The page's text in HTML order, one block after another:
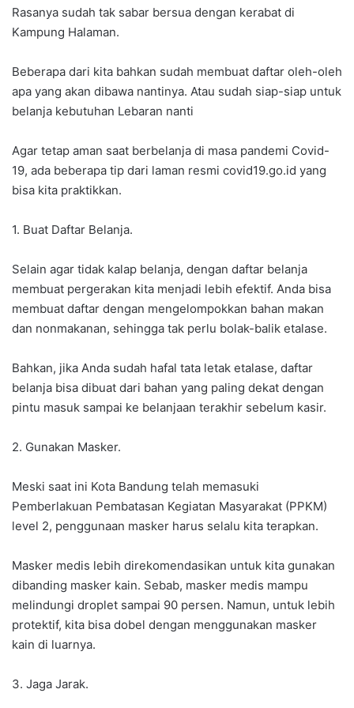
Rasanya sudah tak sabar bersua dengan kerabat di
Kampung Halaman.
Beberapa dari kita bahkan sudah membuat daftar oleh-oleh
apa yang akan dibawa nantinya. Atau sudah siap-siap untuk
belanja kebutuhan Lebaran nanti
Agar tetap aman saat berbelanja di masa pandemi Covid-
19, ada beberapa tip dari laman resmi covid19.go.id yang
bisa kita praktikkan.
1. Buat Daftar Belanja.
Selain agar tidak kalap belanja, dengan daftar belanja
membuat pergerakan kita menjadi lebih efektif. Anda bisa
membuat daftar dengan mengelompokkan bahan makan
dan nonmakanan, sehingga tak perlu bolak-balik etalase.
Bahkan, jika Anda sudah hafal tata letak etalase, daftar
belanja bisa dibuat dari bahan yang paling dekat dengan
pintu masuk sampai ke belanjaan terakhir sebelum kasir.
2. Gunakan Masker.
Meski saat ini Kota Bandung telah memasuki
Pemberlakuan Pembatasan Kegiatan Masyarakat (PPKM)
level 2, penggunaan masker harus selalu kita terapkan.
Masker medis lebih direkomendasikan untuk kita gunakan
dibanding masker kain. Sebab, masker medis mampu
melindungi droplet sampai 90 persen. Namun, untuk lebih
protektif, kita bisa dobel dengan menggunakan masker
kain di luarnya.
3. Jaga Jarak.